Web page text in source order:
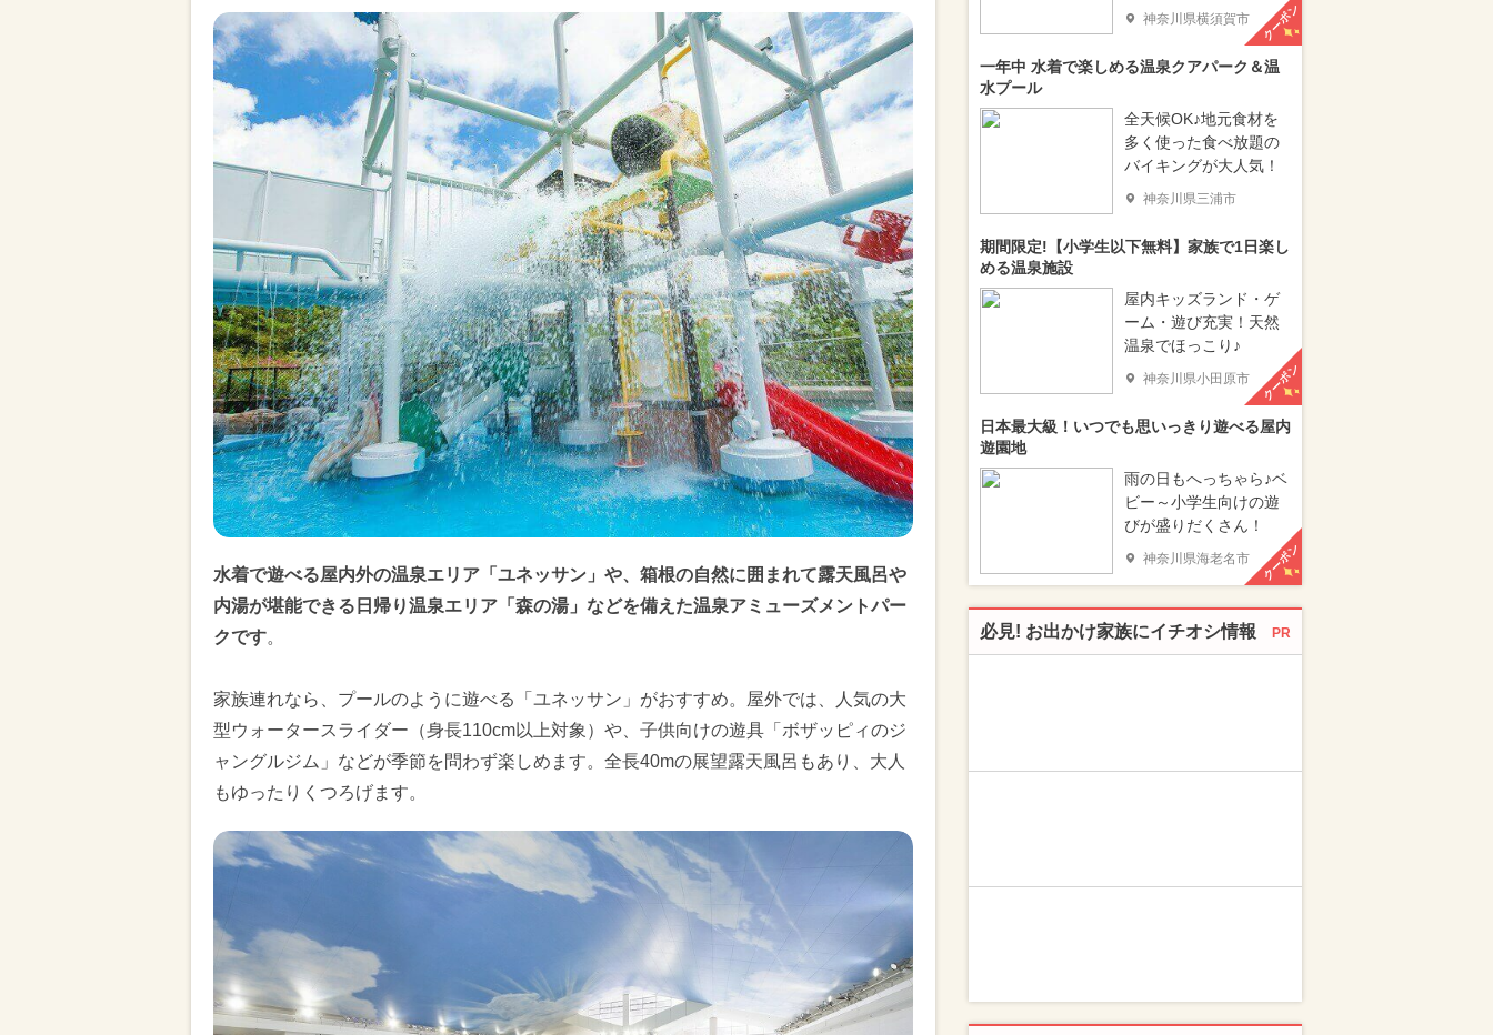
水着で遊べる屋内外の温泉エリア「ユネッサン」や、箱根の自然に囲まれて露天風呂や
内湯が堪能できる日帰り温泉エリア「森の湯」などを備えた温泉アミューズメントパー
クです。
家族連れなら、プールのように遊べる「ユネッサン」がおすすめ。屋外では、人気の大
型ウォータースライダー（身長110cm以上対象）や、子供向けの遊具「ボザッピィのジ
ャングルジム」などが季節を問わず楽しめます。全長40mの展望露天風呂もあり、大人
もゆったりくつろげます。
神奈川県横須賀市 クーポン
一年中 水着で楽しめる温泉クアパーク＆温
水プール
全天候OK♪地元食材を
多く使った食べ放題の
バイキングが大人気！
神奈川県三浦市
期間限定!【小学生以下無料】家族で1日楽し
める温泉施設
屋内キッズランド・ゲ
ーム・遊び充実！天然
温泉でほっこり♪
神奈川県小田原市 クーポン
日本最大級！いつでも思いっきり遊べる屋内
遊園地
雨の日もへっちゃら♪ベ
ビー～小学生向けの遊
びが盛りだくさん！
神奈川県海老名市 クーポン
必見! お出かけ家族にイチオシ情報 PR